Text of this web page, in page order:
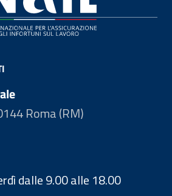
Roma (RM)
dalle 9.00 alle 18.00